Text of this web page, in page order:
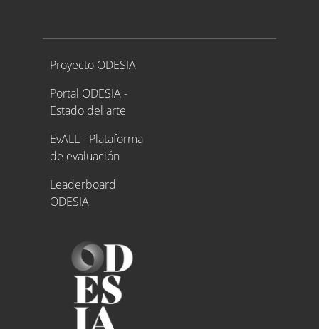
Proyecto ODESIA
Proyecto ODESIA
Portal ODESIA -
Estado del arte
EvALL - Plataforma
de evaluación
Leaderboard
ODESIA